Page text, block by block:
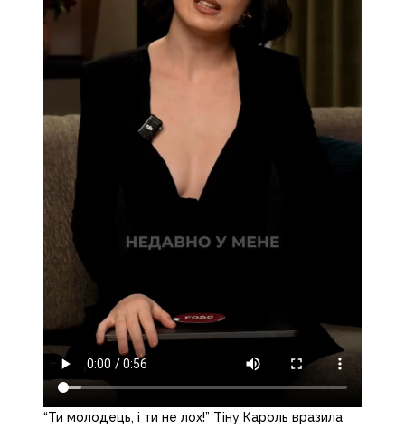
“Ти молодець, і ти не лох!” Тіну Кароль вразила